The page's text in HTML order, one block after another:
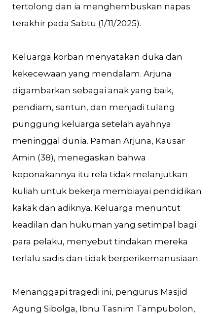
tertolong dan ia menghembuskan napas
terakhir pada Sabtu (1/11/2025).
Keluarga korban menyatakan duka dan
kekecewaan yang mendalam. Arjuna
digambarkan sebagai anak yang baik,
pendiam, santun, dan menjadi tulang
punggung keluarga setelah ayahnya
meninggal dunia. Paman Arjuna, Kausar
Amin (38), menegaskan bahwa
keponakannya itu rela tidak melanjutkan
kuliah untuk bekerja membiayai pendidikan
kakak dan adiknya. Keluarga menuntut
keadilan dan hukuman yang setimpal bagi
para pelaku, menyebut tindakan mereka
terlalu sadis dan tidak berperikemanusiaan.
Menanggapi tragedi ini, pengurus Masjid
Agung Sibolga, Ibnu Tasnim Tampubolon,